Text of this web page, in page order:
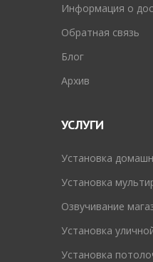
Информация о
Обратная связь
Блог
Архив
УСЛУГИ
Установка
Установка
Озвучивание
Установка
Установка